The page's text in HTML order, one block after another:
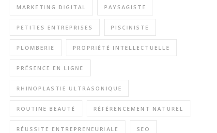
MARKETING DIGITAL PAYSAGISTE
PETITES ENTREPRISES PISCINISTE
PLOMBERIE PROPRIÉTÉ INTELLECTUELLE
PRÉSENCE EN LIGNE
RHINOPLASTIE ULTRASONIQUE
ROUTINE BEAUTÉ RÉFÉRENCEMENT NATUREL
RÉUSSITE ENTREPRENEURIALE SEO